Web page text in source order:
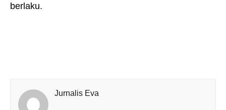
berlaku.
Jurnalis Eva